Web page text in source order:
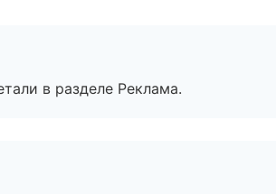
в разделе Реклама.